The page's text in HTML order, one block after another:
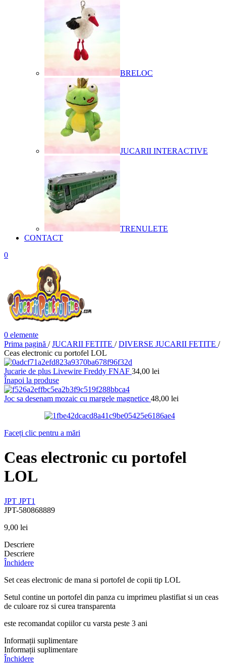
BRELOC
JUCARII INTERACTIVE
TRENULETE
CONTACT
0
0 elemente
Prima pagină / JUCARII FETITE / DIVERSE JUCARII FETITE /
Ceas electronic cu portofel LOL
Jucarie de plus Livewire Freddy FNAF 34,00 lei
Înapoi la produse
Joc sa desenam mozaic cu margele magnetice 48,00 lei
Faceți clic pentru a mări
Ceas electronic cu portofel
LOL
JPT JPT1
JPT-580868889
9,00 lei
Descriere
Descriere
Închidere
Set ceas electronic de mana si portofel de copii tip LOL
Setul contine un portofel din panza cu imprimeu plastifiat si un ceas
de culoare roz si curea transparenta
este recomandat copiilor cu varsta peste 3 ani
Informații suplimentare
Informații suplimentare
Închidere